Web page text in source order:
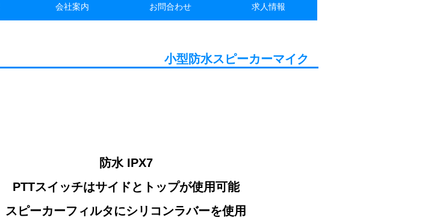
会社案内 お問合わせ 求人情報
小型防水スピーカーマイク
防水 IPX7
PTTスイッチはサイドとトップが使用可能
スピーカーフィルタにシリコンラバーを使用